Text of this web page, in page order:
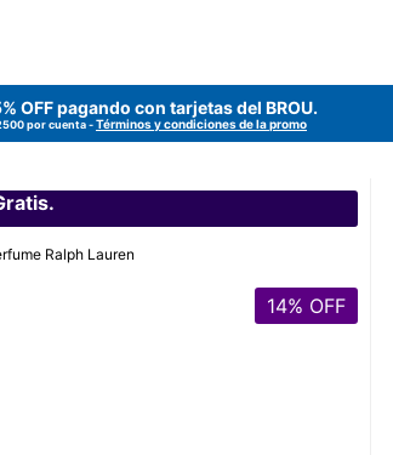
OFF pagando con tarjetas del BROU.
por cuenta -Términos y condiciones de la promo
Ralph Lauren
14% OFF